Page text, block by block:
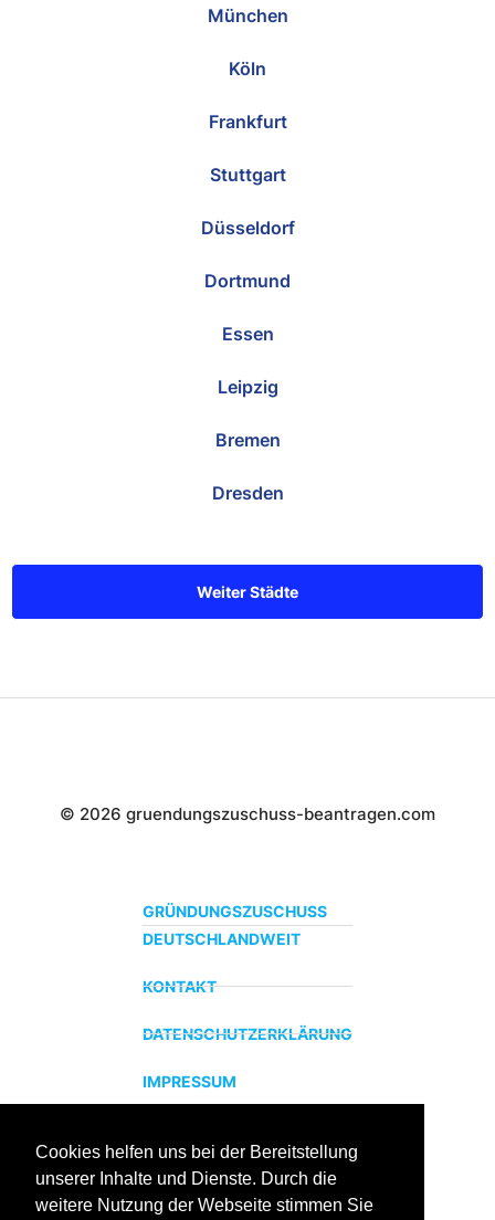
Cookies helfen uns bei der Bereitstellung
unserer Inhalte und Dienste. Durch die
weitere Nutzung der Webseite stimmen Sie
München
Köln
Frankfurt
Stuttgart
Düsseldorf
Dortmund
Essen
Leipzig
Bremen
Dresden
Weiter Städte
© 2026 gruendungszuschuss-beantragen.com
GRÜNDUNGSZUSCHUSS
DEUTSCHLANDWEIT
KONTAKT
DATENSCHUTZERKLÄRUNG
IMPRESSUM
ZERTIFIZIERTER BILDUNGSTRÄGER
Profitieren sie jetzt von unserer über 15 jährigen